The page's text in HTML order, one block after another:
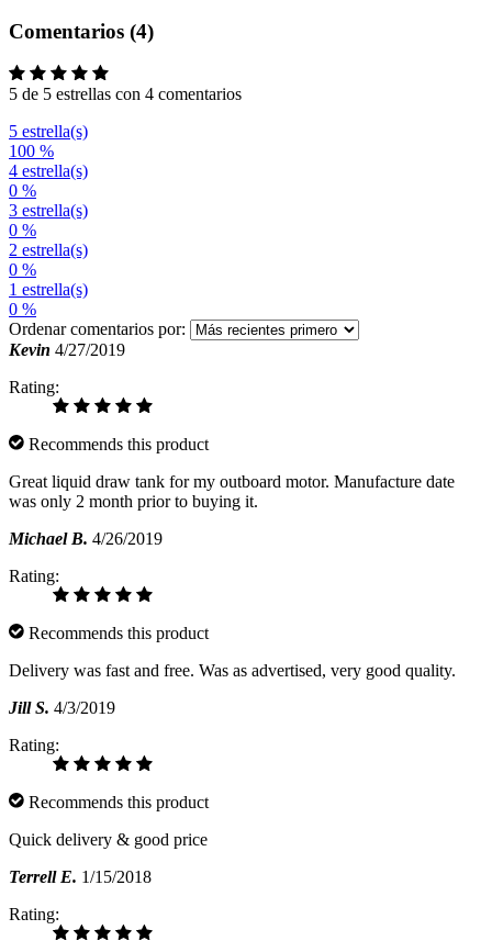
Comentarios (4)
5 de 5 estrellas con 4 comentarios
5 estrella(s)
100 %
4 estrella(s)
0 %
3 estrella(s)
0 %
2 estrella(s)
0 %
1 estrella(s)
0 %
Ordenar comentarios por:
Kevin 4/27/2019
Rating:
Recommends this product
Great liquid draw tank for my outboard motor. Manufacture date
was only 2 month prior to buying it.
Michael B. 4/26/2019
Rating:
Recommends this product
Delivery was fast and free. Was as advertised, very good quality.
Jill S. 4/3/2019
Rating:
Recommends this product
Quick delivery & good price
Terrell E. 1/15/2018
Rating: